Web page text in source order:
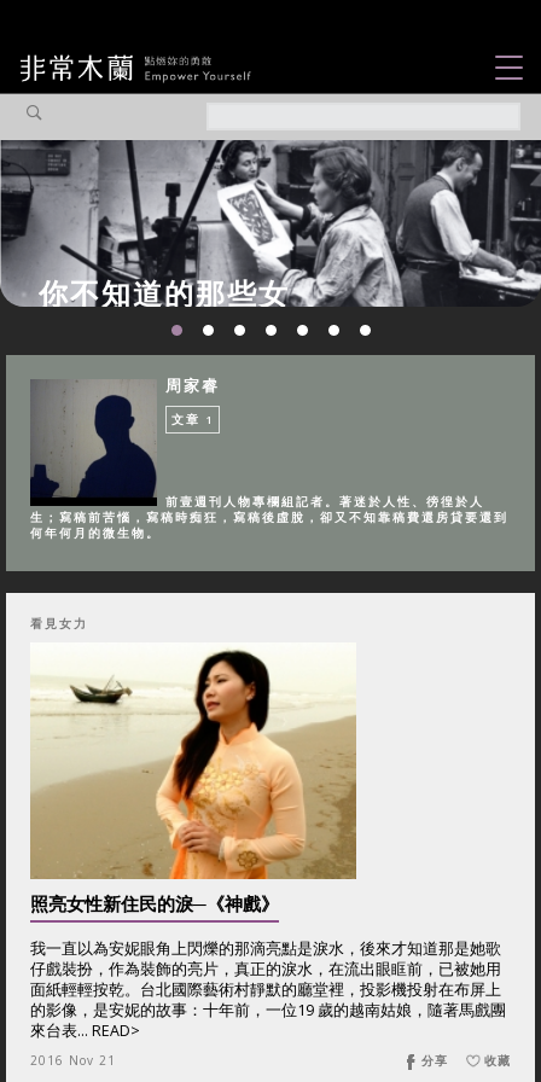
觀點專欄
焦點企劃
社會企業
認識我們
你不知道的那些女
性故事...
周家睿
文章 1
前壹週刊人物專欄組記者。著迷於人性、徬徨於人
生；寫稿前苦惱，寫稿時痴狂，寫稿後虛脫，卻又不知靠稿費還房貸要還到
何年何月的微生物。
看見女力
照亮女性新住民的淚─《神戲》
我一直以為安妮眼角上閃爍的那滴亮點是淚水，後來才知道那是她歌
仔戲裝扮，作為裝飾的亮片，真正的淚水，在流出眼眶前，已被她用
面紙輕輕按乾。台北國際藝術村靜默的廳堂裡，投影機投射在布屏上
的影像，是安妮的故事：十年前，一位19 歲的越南姑娘，隨著馬戲團
來台表... READ>
2016 Nov 21 收藏
分享